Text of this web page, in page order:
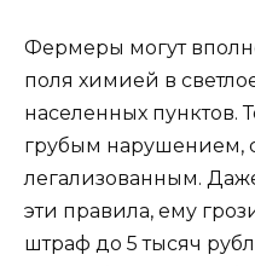
Фермеры могут
поля химией в
населенных пунктов.
грубым нарушением,
легализованным.
эти правила, ему
штраф до 5 тысяч